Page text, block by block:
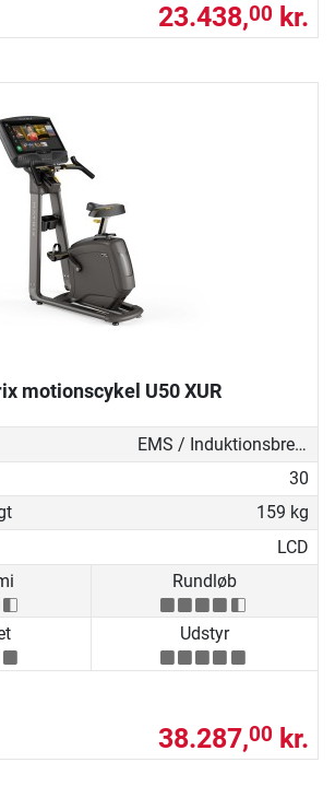
23.438,00 kr.
motionscykel U50 XUR
EMS / Induktionsbremse
30
159 kg
LCD
Rundløb
Udstyr
38.287,00 kr.